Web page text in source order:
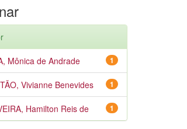
1
Mônica de Andrade
1
Vivianne Benevides
1
Hamilton Reis de